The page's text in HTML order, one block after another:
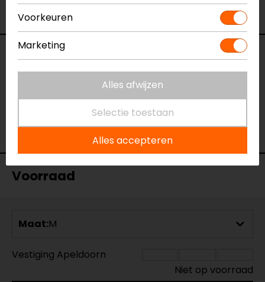
Bekijk ook onze andereairbagjassen.
Specificaties
Sabre Airbag Textiele Motorjas
Model
102555
Voorraad
Maat:M
Vestiging Apeldoorn
Niet op voorraad
Voorkeuren
Marketing
Alles afwijzen
Selectie toestaan
Alles accepteren